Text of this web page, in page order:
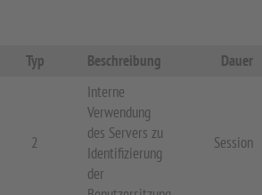
Typ Beschreibung Dauer
2
Interne
Verwendung
des Servers zu
Identifizierung
der
Session